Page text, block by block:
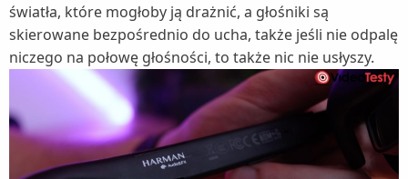
światła, które mogłoby ją drażnić, a głośniki są
skierowane bezpośrednio do ucha, także jeśli nie odpalę
niczego na połowę głośności, to także nic nie usłyszy.